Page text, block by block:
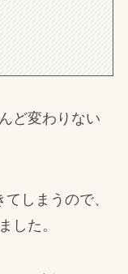
ど変わりない
しまうので、
した。